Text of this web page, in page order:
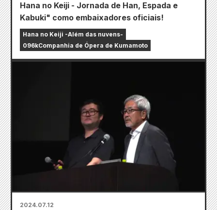
Hana no Keiji - Jornada de Han, Espada e
Kabuki" como embaixadores oficiais!
Hana no Keiji -Além das nuvens-
096kCompanhia de Ópera de Kumamoto
2024.07.12